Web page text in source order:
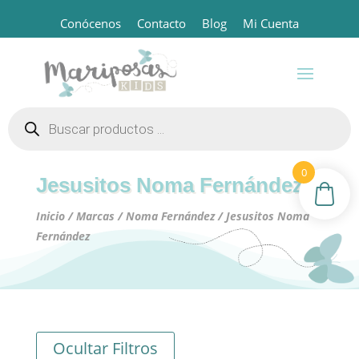
Conócenos Contacto Blog Mi Cuenta
productos
Jesusitos Noma Fernández
Inicio/Marcas /Noma Fernández/ Jesusitos Noma
Fernández
Ocultar Filtros
0